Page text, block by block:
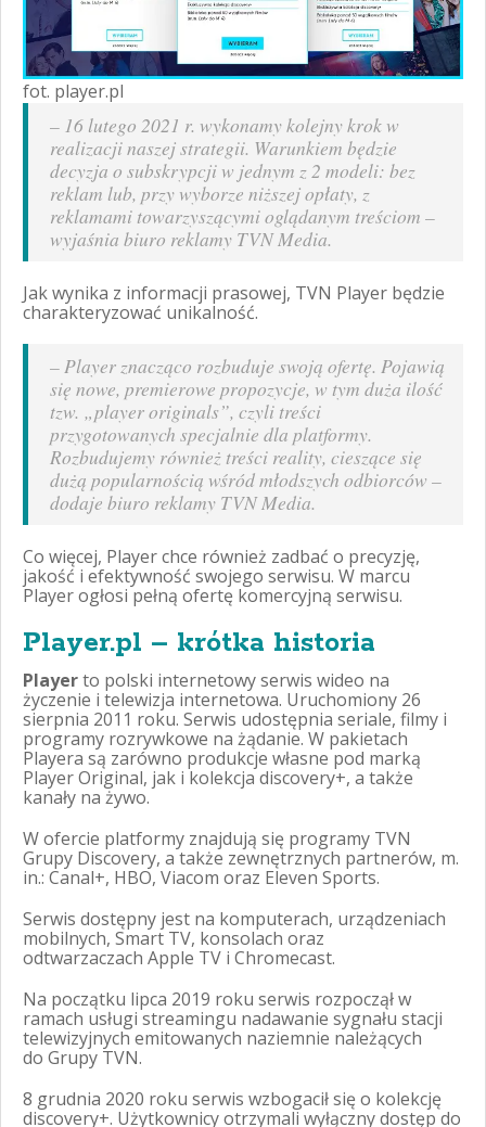
fot. player.pl
– 16 lutego 2021 r. wykonamy kolejny krok w
realizacji naszej strategii. Warunkiem będzie
decyzja o subskrypcji w jednym z 2 modeli: bez
reklam lub, przy wyborze niższej opłaty, z
reklamami towarzyszącymi oglądanym treściom –
wyjaśnia biuro reklamy TVN Media.
Jak wynika z informacji prasowej, TVN Player będzie
charakteryzować unikalność.
– Player znacząco rozbuduje swoją ofertę. Pojawią
się nowe, premierowe propozycje, w tym duża ilość
tzw. „player originals”, czyli treści
przygotowanych specjalnie dla platformy.
Rozbudujemy również treści reality, cieszące się
dużą popularnością wśród młodszych odbiorców –
dodaje biuro reklamy TVN Media.
Co więcej, Player chce również zadbać o precyzję,
jakość i efektywność swojego serwisu. W marcu
Player ogłosi pełną ofertę komercyjną serwisu.
Player.pl – krótka historia
Playerto polski internetowy serwis wideo na
życzenie i telewizja internetowa. Uruchomiony 26
sierpnia 2011 roku. Serwis udostępnia seriale, filmy i
programy rozrywkowe na żądanie. W pakietach
Playera są zarówno produkcje własne pod marką
Player Original, jak i kolekcja discovery+, a także
kanały na żywo.
W ofercie platformy znajdują się programy TVN
Grupy Discovery, a także zewnętrznych partnerów, m.
in.: Canal+, HBO, Viacom oraz Eleven Sports.
Serwis dostępny jest na komputerach, urządzeniach
mobilnych, Smart TV, konsolach oraz
odtwarzaczach Apple TV i Chromecast.
Na początku lipca 2019 roku serwis rozpoczął w
ramach usługi streamingu nadawanie sygnału stacji
telewizyjnych emitowanych naziemnie należących
do Grupy TVN.
8 grudnia 2020 roku serwis wzbogacił się o kolekcję
discovery+. Użytkownicy otrzymali wyłączny dostęp do